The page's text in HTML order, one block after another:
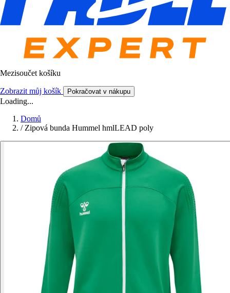
Mezisoučet košíku
Zobrazit můj košík Pokračovat v nákupu
Loading...
Domů
/ Zipová bunda Hummel hmlLEAD poly